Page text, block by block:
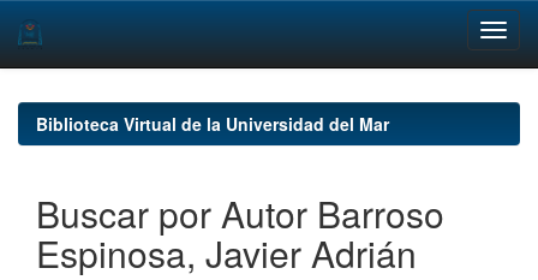
navigationBiblioteca Virtual de la Universidad del Mar
Buscar por Autor Barroso
Espinosa, Javier Adrián